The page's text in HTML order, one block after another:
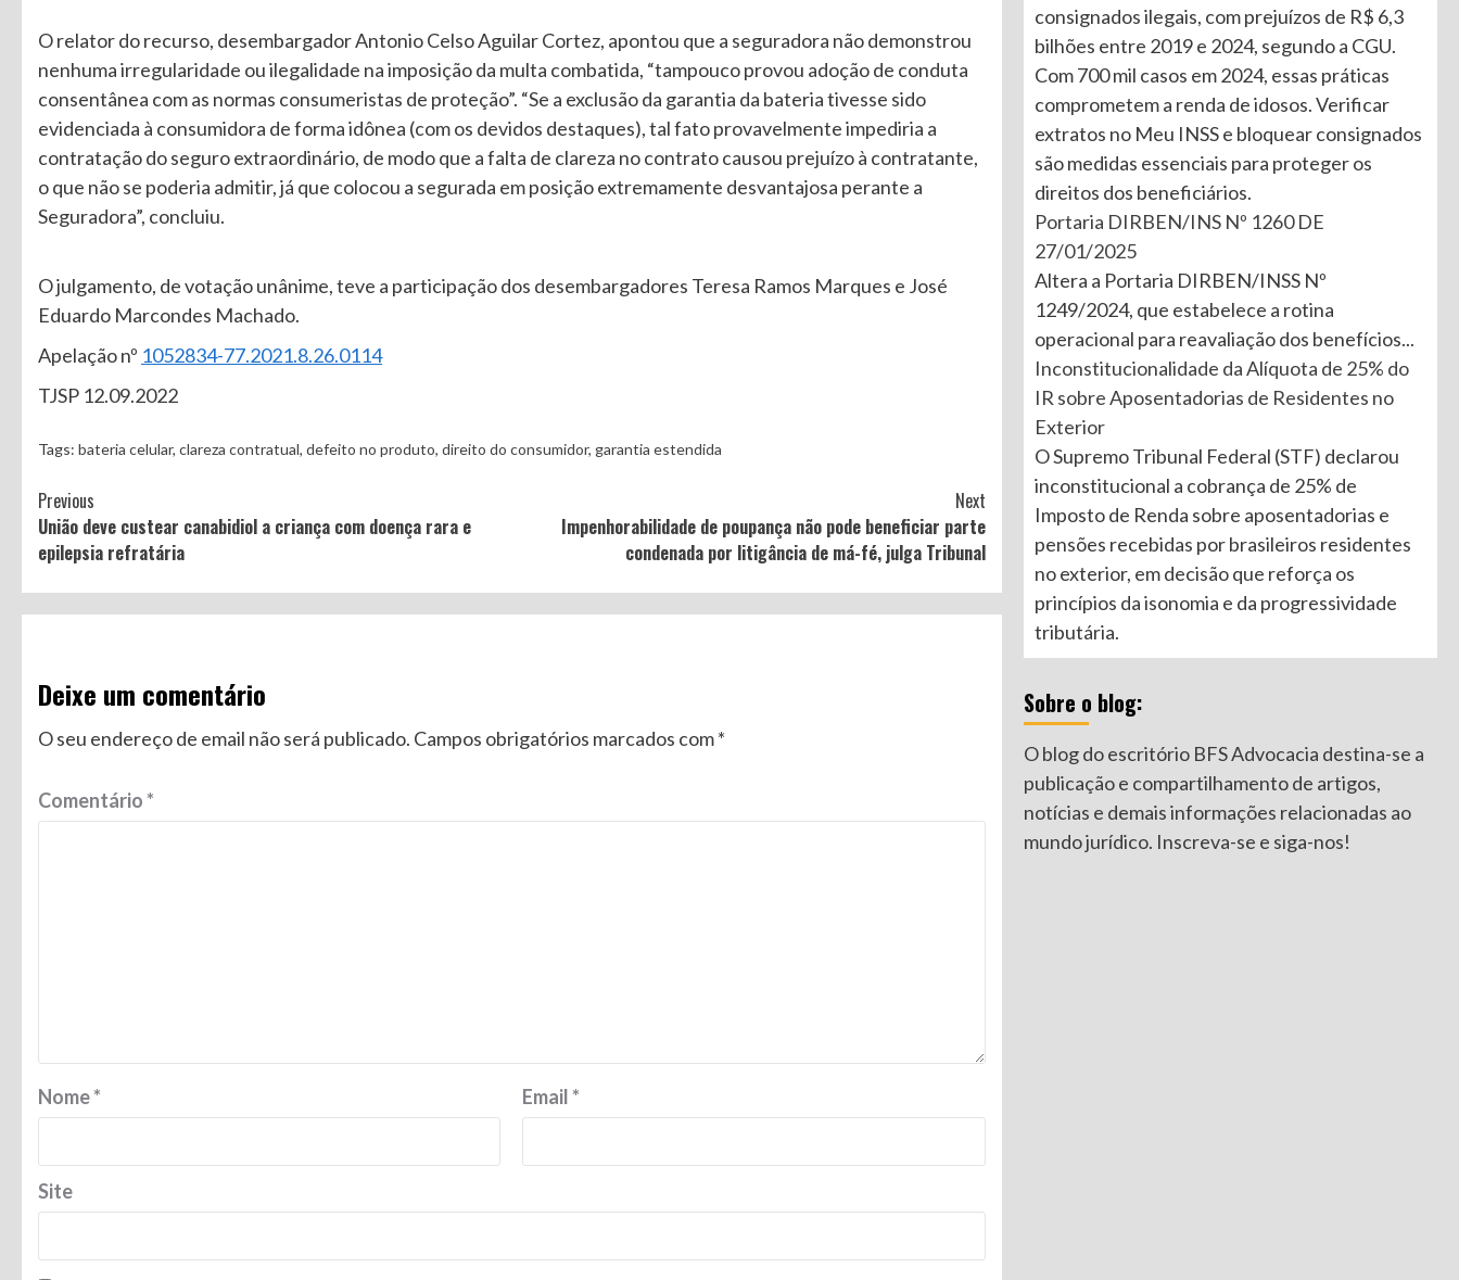
O relator do recurso, desembargador Antonio Celso Aguilar Cortez, apontou que a seguradora não demonstrou
nenhuma irregularidade ou ilegalidade na imposição da multa combatida, “tampouco provou adoção de conduta
consentânea com as normas consumeristas de proteção”. “Se a exclusão da garantia da bateria tivesse sido
evidenciada à consumidora de forma idônea (com os devidos destaques), tal fato provavelmente impediria a
contratação do seguro extraordinário, de modo que a falta de clareza no contrato causou prejuízo à contratante,
o que não se poderia admitir, já que colocou a segurada em posição extremamente desvantajosa perante a
Seguradora”, concluiu.
O julgamento, de votação unânime, teve a participação dos desembargadores Teresa Ramos Marques e José
Eduardo Marcondes Machado.
Apelação nº 1052834-77.2021.8.26.0114
TJSP 12.09.2022
Tags: bateria celular, clareza contratual, defeito no produto, direito do consumidor, garantia estendida
Continue
Reading
Previous
União deve custear canabidiol a criança com doença rara e
epilepsia refratária
Next
Impenhorabilidade de poupança não pode beneficiar parte
condenada por litigância de má-fé, julga Tribunal
Deixe um comentário
O seu endereço de email não será publicado. Campos obrigatórios marcados com*
Comentário*
Nome* Email*
Site
consignados ilegais, com prejuízos de R$ 6,3
bilhões entre 2019 e 2024, segundo a CGU.
Com 700 mil casos em 2024, essas práticas
comprometem a renda de idosos. Verificar
extratos no Meu INSS e bloquear consignados
são medidas essenciais para proteger os
direitos dos beneficiários.
Portaria DIRBEN/INS Nº 1260 DE
27/01/2025
Altera a Portaria DIRBEN/INSS Nº
1249/2024, que estabelece a rotina
operacional para reavaliação dos benefícios...
Inconstitucionalidade da Alíquota de 25% do
IR sobre Aposentadorias de Residentes no
Exterior
O Supremo Tribunal Federal (STF) declarou
inconstitucional a cobrança de 25% de
Imposto de Renda sobre aposentadorias e
pensões recebidas por brasileiros residentes
no exterior, em decisão que reforça os
princípios da isonomia e da progressividade
tributária.
Sobre o blog:
O blog do escritório BFS Advocacia destina-se a
publicação e compartilhamento de artigos,
notícias e demais informações relacionadas ao
mundo jurídico. Inscreva-se e siga-nos!